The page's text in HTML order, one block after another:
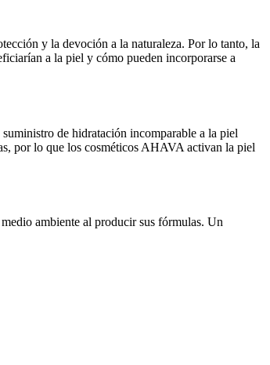
y la devoción a la naturaleza. Por lo tanto, la
a la piel y cómo pueden incorporarse a
de hidratación incomparable a la piel
por lo que los cosméticos AHAVA activan la piel
ambiente al producir sus fórmulas. Un